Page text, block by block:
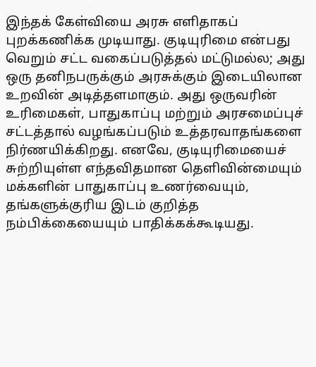
இந்தக் கேள்வியை அரசு எளிதாகப்
புறக்கணிக்க முடியாது. குடியுரிமை என்பது
வெறும் சட்ட வகைப்படுத்தல் மட்டுமல்ல; அது
ஒரு தனிநபருக்கும் அரசுக்கும் இடையிலான
உறவின் அடித்தளமாகும். அது ஒருவரின்
உரிமைகள், பாதுகாப்பு மற்றும் அரசமைப்புச்
சட்டத்தால் வழங்கப்படும் உத்தரவாதங்களை
நிர்ணயிக்கிறது. எனவே, குடியுரிமையைச்
சுற்றியுள்ள எந்தவிதமான தெளிவின்மையும்
மக்களின் பாதுகாப்பு உணர்வையும்,
தங்களுக்குரிய இடம் குறித்த
நம்பிக்கையையும் பாதிக்கக்கூடியது.